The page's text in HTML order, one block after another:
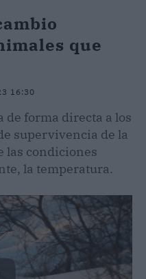
que
16:30
de forma directa a los
supervivencia de la
las condiciones
la temperatura.